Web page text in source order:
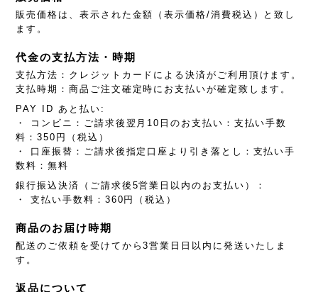
販売価格は、表示された金額（表示価格/消費税込）と致し
ます。
代金の支払方法・時期
支払方法：クレジットカードによる決済がご利用頂けます。
支払時期：商品ご注文確定時にお支払いが確定致します。
PAY ID あと払い:
・ コンビニ：ご請求後翌月10日のお支払い：支払い手数
料：350円（税込）
・ 口座振替：ご請求後指定口座より引き落とし：支払い手
数料：無料
銀行振込決済（ご請求後5営業日以内のお支払い）：
・ 支払い手数料：360円（税込）
商品のお届け時期
配送のご依頼を受けてから3営業日日以内に発送いたしま
す。
返品について